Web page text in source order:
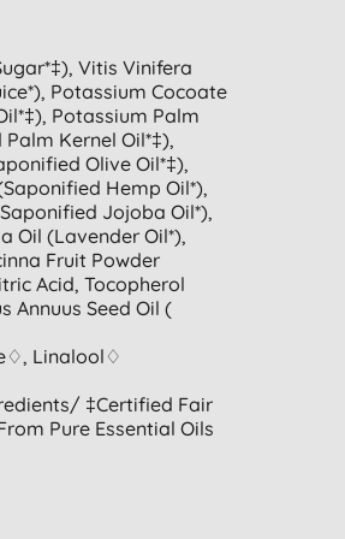
Vitis Vinifera
Potassium Cocoate
Potassium Palm
Kernel Oil*‡),
Olive Oil*‡),
Hemp Oil*),
Jojoba Oil*),
Oil (lavender Oil*),
Fruit Powder
Acid, Tocopherol
Annuus Seed Oil (
Linalool♢
‡certified Fair
Pure Essential Oils